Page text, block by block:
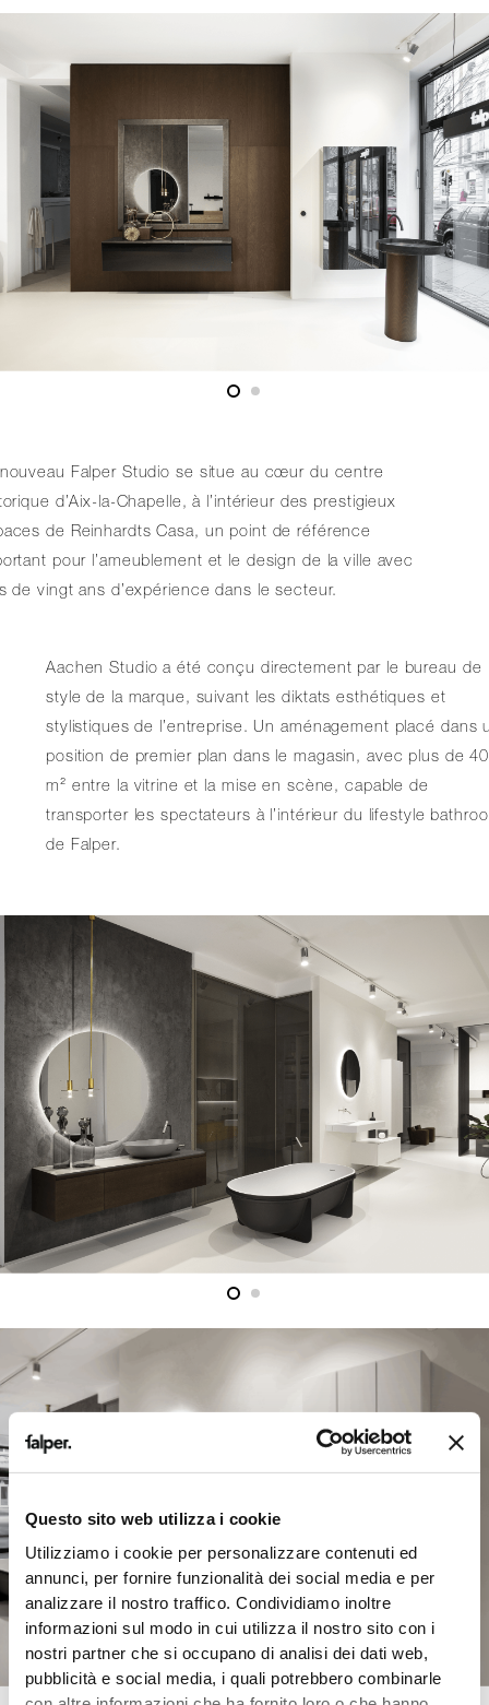
Questo sito web utilizza i cookie
Utilizziamo i cookie per personalizzare contenuti ed
annunci, per fornire funzionalità dei social media e per
analizzare il nostro traffico. Condividiamo inoltre
informazioni sul modo in cui utilizza il nostro sito con i
nostri partner che si occupano di analisi dei dati web,
pubblicità e social media, i quali potrebbero combinarle
Falper Studio se situe au cœur du centre
d’Aix-la-Chapelle, à l’intérieur des prestigieux
de Reinhardts Casa, un point de référence
pour l’ameublement et le design de la ville avec
de vingt ans d’expérience dans le secteur.
Aachen Studio a été conçu directement par le bureau de
style de la marque, suivant les diktats esthétiques et
stylistiques de l’entreprise. Un aménagement placé dans
position de premier plan dans le magasin, avec plus de 40
m² entre la vitrine et la mise en scène, capable de
transporter les spectateurs à l’intérieur du lifestyle
de Falper.